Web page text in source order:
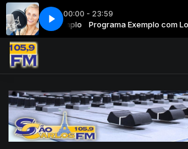
00:00 - 23:59
Locutor Exemplo Programa Exemplo com